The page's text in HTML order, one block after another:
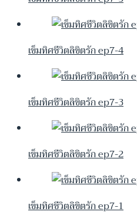
เข็มทิศชีวิตลิขิตรัก ep7-4
เข็มทิศชีวิตลิขิตรัก ep7-3
เข็มทิศชีวิตลิขิตรัก ep7-2
เข็มทิศชีวิตลิขิตรัก ep7-1